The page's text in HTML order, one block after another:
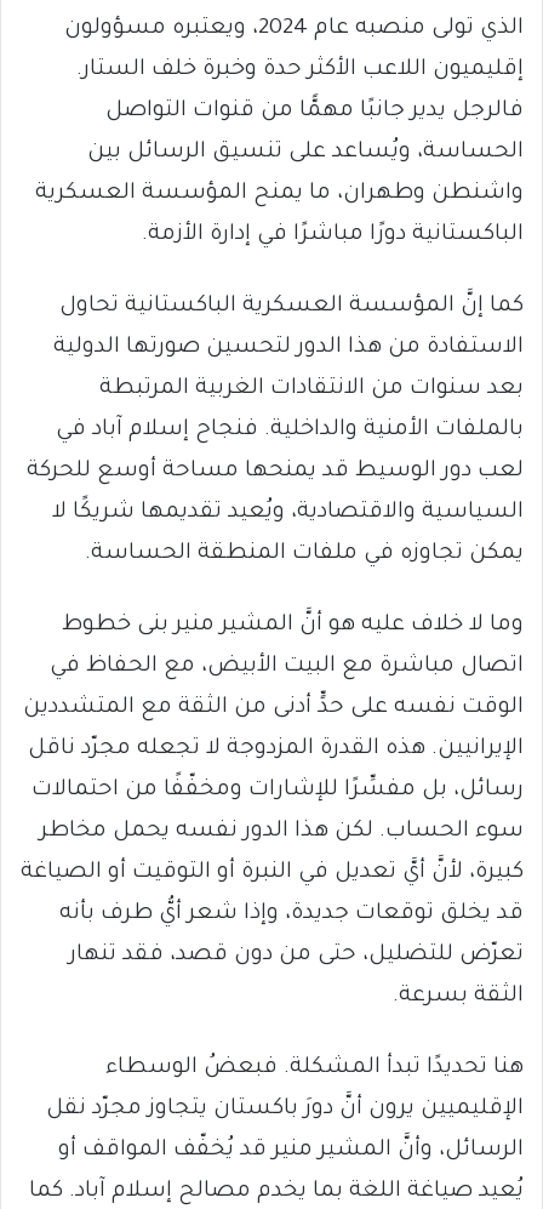
الذي تولى منصبه عام 2024، ويعتبره مسؤولون
إقليميون اللاعب الأكثر حدة وخبرة خلف الستار.
فالرجل يدير جانبًا مهمًّا من قنوات التواصل
الحساسة، ويُساعد على تنسيق الرسائل بين
واشنطن وطهران، ما يمنح المؤسسة العسكرية
الباكستانية دورًا مباشرًا في إدارة الأزمة.
كما إنَّ المؤسسة العسكرية الباكستانية تحاول
الاستفادة من هذا الدور لتحسين صورتها الدولية
بعد سنوات من الانتقادات الغربية المرتبطة
بالملفات الأمنية والداخلية. فنجاح إسلام آباد في
لعب دور الوسيط قد يمنحها مساحة أوسع للحركة
السياسية والاقتصادية، ويُعيد تقديمها شريكًا لا
يمكن تجاوزه في ملفات المنطقة الحساسة.
وما لا خلاف عليه هو أنَّ المشير منير بنى خطوط
اتصال مباشرة مع البيت الأبيض، مع الحفاظ في
الوقت نفسه على حدٍّ أدنى من الثقة مع المتشددين
الإيرانيين. هذه القدرة المزدوجة لا تجعله مجرّد ناقل
رسائل، بل مفسِّرًا للإشارات ومخفّفًا من احتمالات
سوء الحساب. لكن هذا الدور نفسه يحمل مخاطر
كبيرة، لأنَّ أيَّ تعديل في النبرة أو التوقيت أو الصياغة
قد يخلق توقعات جديدة، وإذا شعر أيُّ طرف بأنه
تعرّض للتضليل، حتى من دون قصد، فقد تنهار
الثقة بسرعة.
هنا تحديدًا تبدأ المشكلة. فبعضُ الوسطاء
الإقليميين يرون أنَّ دورَ باكستان يتجاوز مجرّد نقل
الرسائل، وأنَّ المشير منير قد يُخفّف المواقف أو
يُعيد صياغة اللغة بما يخدم مصالح إسلام آباد. كما